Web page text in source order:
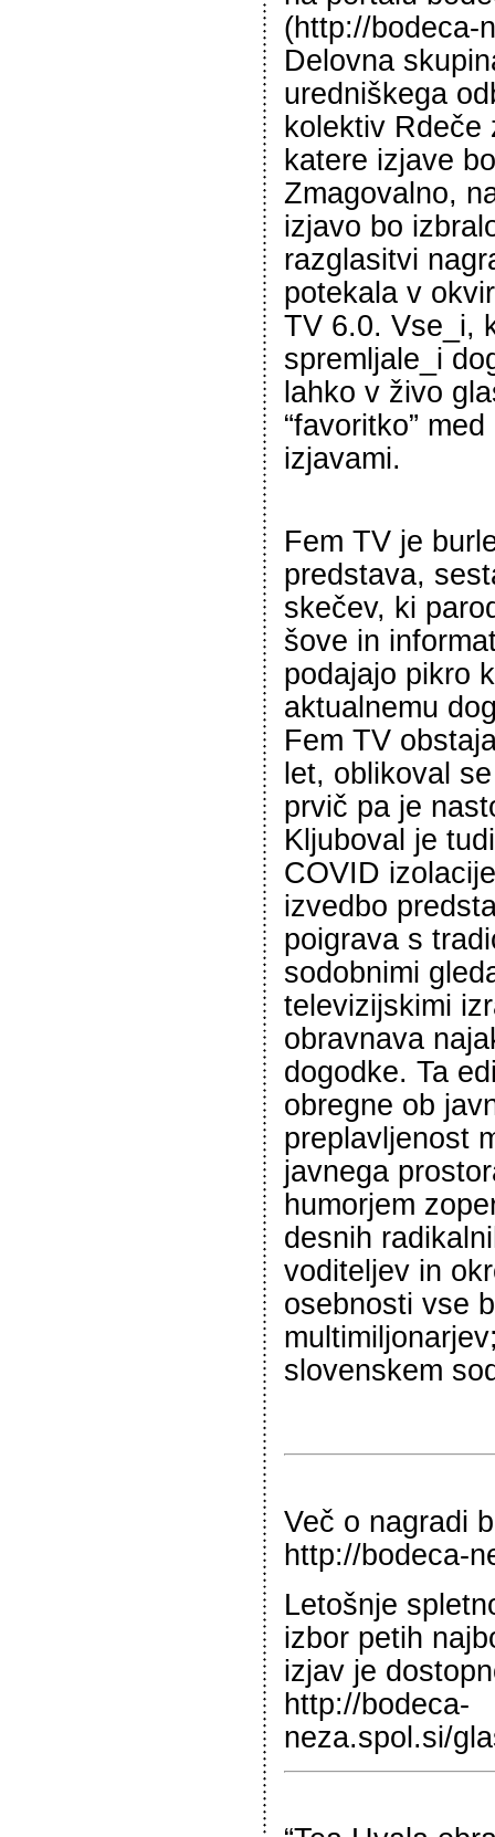
(http://bodeca-
Delovna
uredniškega
kolektiv Rdeče
katere izjave
Zmagovalno,
izjavo bo
razglasitvi
potekala v
TV 6.0. Vse_i,
spremljale_i
lahko v živo
“favoritko”
izjavami.
Fem TV je
predstava,
skečev, ki
šove in
podajajo pikro
aktualnemu
Fem TV
let, oblikoval
prvič pa je
Kljuboval je
COVID
izvedbo
poigrava s
sodobnimi
televizijskimi
obravnava
dogodke. Ta
obregne ob
preplavljenost
javnega
humorjem
desnih
voditeljev in
osebnosti vse
slovenskem
Več o nagradi
http://bodeca-
Letošnje
izbor petih
izjav je
http://bodeca-
neza.spol.si/